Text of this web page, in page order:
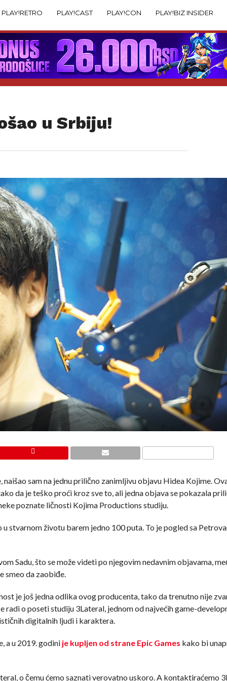
PLAY!RETRO PLAY!CAST PLAY!CON PLAY!BIZ INSIDER
u Srbiju!
sam na jednu prilično zanimljivu objavu Hidea Kojime.
da je teško proći kroz sve to, ali jedna objava se pokazala
poznate ličnosti Kojima Productions studiju.
stvarnom životu barem jedno 100 puta. To je pogled sa
Sadu, što se može videti po njegovim nedavnim objavama,
smeo da zaobiđe.
je još jedna odlika ovog producenta, tako da trenutno nije
radi o poseti studiju 3Lateral, jednom od najvećih game-
digitalnih ljudi i karaktera.
a u 2019. godini je kupljen od strane Epic Games kako bi
o čemu ćemo saznati verovatno uskoro. A kontaktiraćemo